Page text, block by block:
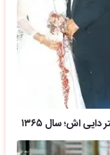
اش؛ سال ۱۳۶۵